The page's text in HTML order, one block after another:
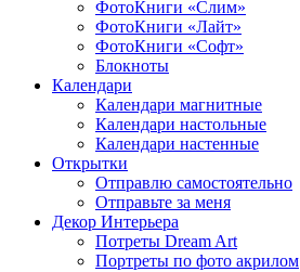
ФотоКниги «Слим»
ФотоКниги «Лайт»
ФотоКниги «Софт»
Блокноты
Календари
Календари магнитные
Календари настольные
Календари настенные
Открытки
Отправлю самостоятельно
Отправьте за меня
Декор Интерьера
Потреты Dream Art
Портреты по фото акрилом